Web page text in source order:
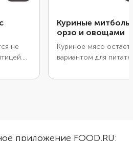
не
Куриные митболы
орзо и овощами
Куриное мясо
вариантом для
содержанием белка и
приложение FOOD.RU: